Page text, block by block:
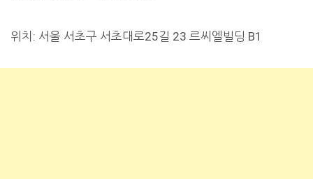
위치: 서울 서초구 서초대로25길 23 르씨엘빌딩 B1